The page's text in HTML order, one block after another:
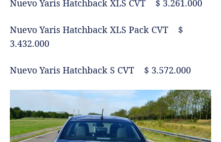
Nuevo Yaris Hatchback XLS CVT $ 3.261.000
Nuevo Yaris Hatchback XLS Pack CVT $
3.432.000
Nuevo Yaris Hatchback S CVT $ 3.572.000